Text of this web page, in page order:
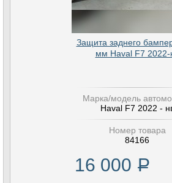
Защита заднего
мм Haval F7 2022-
Марка/модель
Haval F7 2022 -
Номер товара
84166
16 000 Р